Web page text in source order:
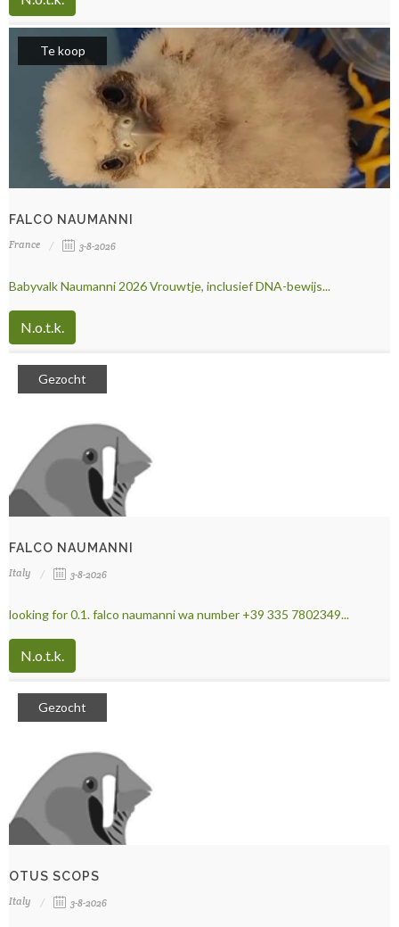
Te koop
FALCO NAUMANNI
France 3-8-2026
Babyvalk Naumanni 2026 Vrouwtje, inclusief DNA-bewijs...
N.o.t.k.
Gezocht
FALCO NAUMANNI
Italy 3-8-2026
looking for 0.1. falco naumanni wa number +39 335 7802349...
N.o.t.k.
Gezocht
OTUS SCOPS
Italy 3-8-2026